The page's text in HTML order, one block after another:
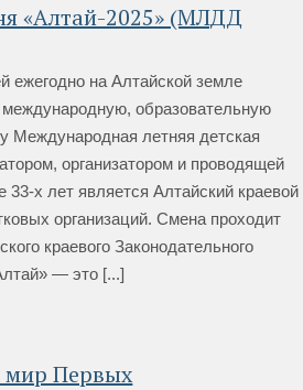
«Алтай-2025» (МЛДД
ежегодно на Алтайской земле
образовательную
Международная летняя детская
организатором и проводящей
33-х лет является Алтайский краевой
организаций. Смена проходит
краевого Законодательного
— это [...]
мир Первых